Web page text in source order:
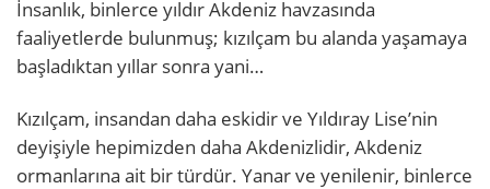
İnsanlık, binlerce yıldır Akdeniz havzasında
faaliyetlerde bulunmuş; kızılçam bu alanda yaşamaya
başladıktan yıllar sonra yani…
Kızılçam, insandan daha eskidir ve Yıldıray Lise’nin
deyişiyle hepimizden daha Akdenizlidir, Akdeniz
ormanlarına ait bir türdür. Yanar ve yenilenir, binlerce